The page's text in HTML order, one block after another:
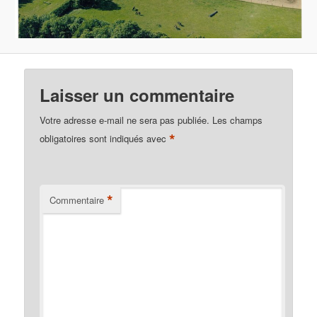
Laisser un commentaire
Votre adresse e-mail ne sera pas publiée. Les champs
obligatoires sont indiqués avec*
Commentaire *